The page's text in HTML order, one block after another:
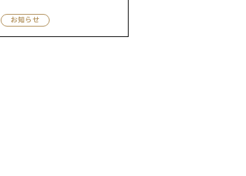
お知らせ